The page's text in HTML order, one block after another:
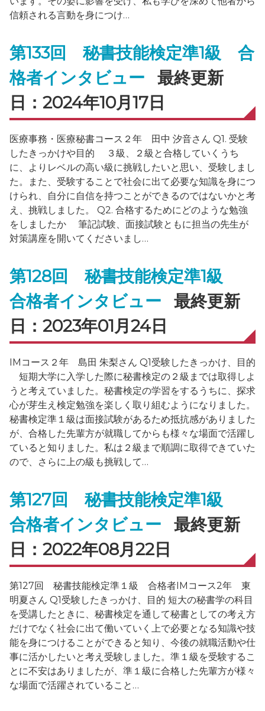
信頼される言動を身につけ…
第133回 秘書技能検定準1級 合
格者インタビュー 最終更新
日：2024年10月17日
医療事務・医療秘書コース２年 田中 汐音さん Q1. 受験
したきっかけや目的 ３級、２級と合格していくうち
に、よりレベルの高い級に挑戦したいと思い、受験しまし
た。また、受験することで社会に出て必要な知識を身につ
けられ、自分に自信を持つことができるのではないかと考
え、挑戦しました。 Q2. 合格するためにどのような勉強
をしましたか 筆記試験、面接試験ともに担当の先生が
対策講座を開いてくださいまし…
第128回 秘書技能検定準1級
合格者インタビュー 最終更新
日：2023年01月24日
IMコース２年 島田 朱梨さん Q1受験したきっかけ、目的
短期大学に入学した際に秘書検定の２級までは取得しよ
うと考えていました。秘書検定の学習をするうちに、探求
心が芽生え検定勉強を楽しく取り組むようになりました。
秘書検定準１級は面接試験があるため抵抗感がありました
が、合格した先輩方が就職してからも様々な場面で活躍し
ていると知りました。私は２級まで順調に取得できていた
ので、さらに上の級も挑戦して…
第127回 秘書技能検定準1級
合格者インタビュー 最終更新
日：2022年08月22日
第127回 秘書技能検定準１級 合格者IMコース2年 東
明夏さん Q1受験したきっかけ、目的 短大の秘書学の科目
を受講したときに、秘書検定を通して秘書としての考え方
だけでなく社会に出て働いていく上で必要となる知識や技
能を身につけることができると知り、今後の就職活動や仕
事に活かしたいと考え受験しました。準１級を受験するこ
とに不安はありましたが、準１級に合格した先輩方が様々
な場面で活躍されていること…